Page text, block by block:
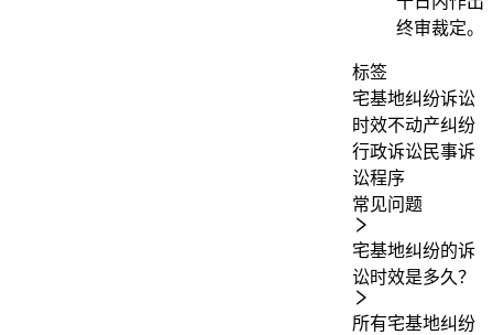
终审裁定。
标签
宅基地纠纷诉讼
时效不动产纠纷
行政诉讼 民事诉
讼程序
常见问题
宅基地纠纷的诉
讼时效是多久？
所有宅基地纠纷